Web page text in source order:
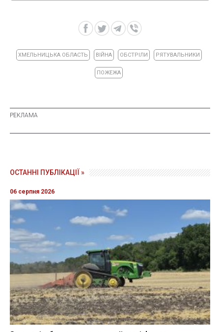
ХМЕЛЬНИЦЬКА ОБЛАСТЬ ВІЙНА ОБСТРІЛИ РЯТУВАЛЬНИКИ
ПОЖЕЖА
ОСТАННІ ПУБЛІКАЦІЇ »
06 серпня 2026